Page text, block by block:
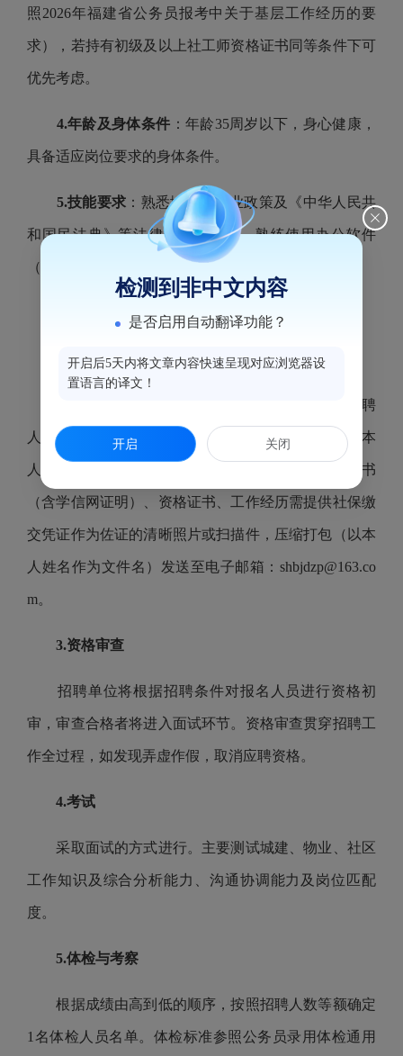
照2026年福建省公务员报考中关于基层工作经历的要
求），若持有初级及以上社工师资格证书同等条件下可
优先考虑。
4.年龄及身体条件 ：年龄35周岁以下，身心健康，
具备适应岗位要求的身体条件。
5.技能要求 ：熟悉城建、物业政策及《中华人民共
和国民法典》等法律规范性文件，熟练使用办公软件
（Word、Excel等）。
四、招聘程序
1.报名时间：2026年7月6日9:00至7月8日18:00
：本次报名采取网络报名的形式，应聘
人员需认真填写报名表(可在本公告附件中下载，附本
人近期免冠证件照)并提供个人身份证、学历学位证书
（含学信网证明）、资格证书、工作经历需提供社保缴
交凭证作为佐证的清晰照片或扫描件，压缩打包（以本
人姓名作为文件名）发送至电子邮箱：shbjdzp@163.co
m。
3.资格审查
招聘单位将根据招聘条件对报名人员进行资格初
审，审查合格者将进入面试环节。资格审查贯穿招聘工
作全过程，如发现弄虚作假，取消应聘资格。
4.考试
采取面试的方式进行。主要测试城建、物业、社区
工作知识及综合分析能力、沟通协调能力及岗位匹配
度。
5.体检与考察
根据成绩由高到低的顺序，按照招聘人数等额确定
1名体检人员名单。体检标准参照公务员录用体检通用
检测到非中文内容
是否启用自动翻译功能？
开启后5天内将文章内容快速呈现对应浏览器设
置语言的译文！
开启 关闭